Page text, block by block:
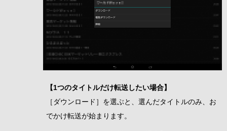
【1つのタイトルだけ転送したい場合】
［ダウンロード］を選ぶと、選んだタイトルのみ、お
でかけ転送が始まります。